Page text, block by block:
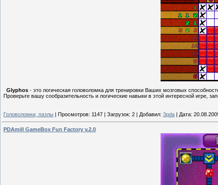
Glyphos - это логическая головоломка для тренировки Ваших мозговых
Проверьте вашу сообразительность и логические навыки в этой интересной игре,
Головоломки, пазлы | Просмотров: 1147 | Загрузок: 2 | Добавил: 3pda | Дата:
PDAmill GameBox Fun Factory v.2.0